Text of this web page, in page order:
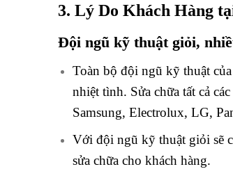
3. Lý Do Khách Hàng
Đội ngũ kỹ thuật giỏi,
Toàn bộ đội ngũ kỹ thuật
nhiệt tình. Sửa chữa tất cả
Samsung, Electrolux, LG,
Với đội ngũ kỹ thuật giỏi sẽ
sửa chữa cho khách hàng.